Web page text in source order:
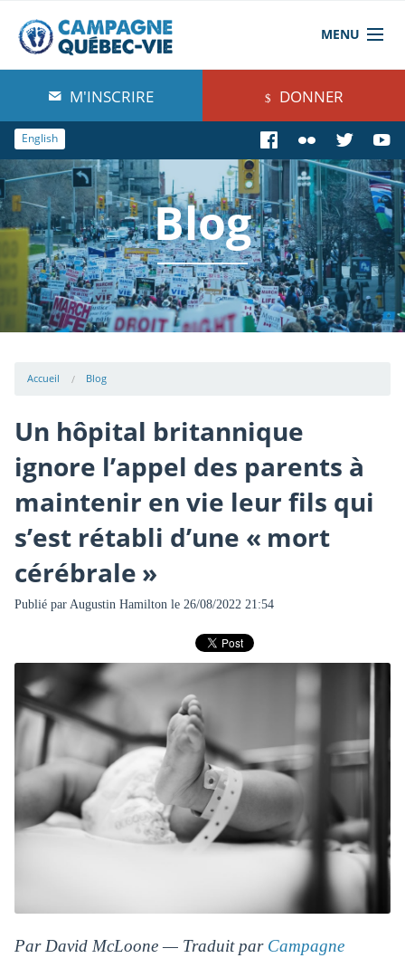
MENU
À propos de nous
Blog
Comprendre
Agir
Boutique
M'INSCRIRE DONNER
English
Blog
Accueil Blog
Un hôpital britannique
ignore l’appel des parents à
maintenir en vie leur fils qui
s’est rétabli d’une « mort
cérébrale »
Publié par Augustin Hamilton le 26/08/2022 21:54
Par David McLoone — Traduit par Campagne